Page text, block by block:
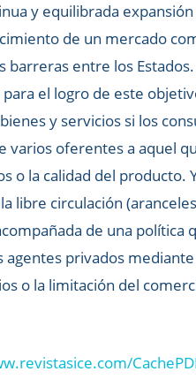
y equilibrada
de un mercado
barreras entre los
el logro de este
y servicios si los
oferentes a aquel
o la calidad del producto.
libre circulación
de una política
privados
o la limitación del